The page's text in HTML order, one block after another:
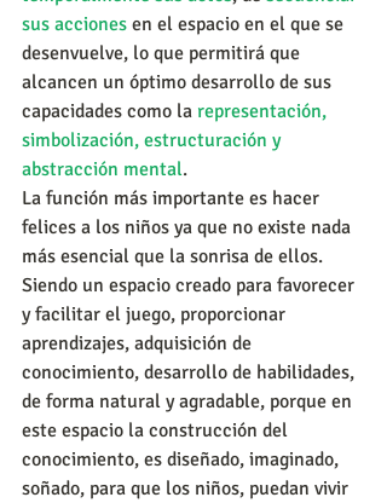
sus acciones en el espacio en el que se
desenvuelve, lo que permitirá que
alcancen un óptimo desarrollo de sus
capacidades como la representación,
simbolización, estructuración y
abstracción mental.
La función más importante es hacer
felices a los niños ya que no existe nada
más esencial que la sonrisa de ellos.
Siendo un espacio creado para favorecer
y facilitar el juego, proporcionar
aprendizajes, adquisición de
conocimiento, desarrollo de habilidades,
de forma natural y agradable, porque en
este espacio la construcción del
conocimiento, es diseñado, imaginado,
soñado, para que los niños, puedan vivir